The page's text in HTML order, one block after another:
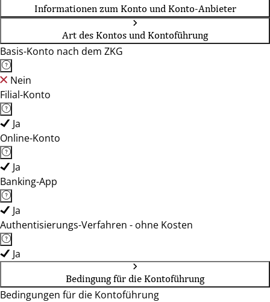
Informationen zum Konto und Konto-Anbieter
Art des Kontos und Kontoführung
Basis-Konto nach dem ZKG
Nein
Filial-Konto
Ja
Online-Konto
Ja
Banking-App
Ja
Authentisierungs-Verfahren - ohne Kosten
Ja
Bedingung für die Kontoführung
Bedingungen für die Kontoführung